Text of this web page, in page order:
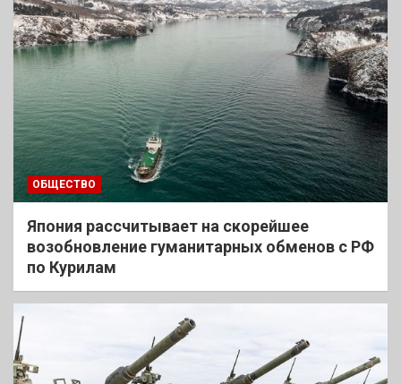
ОБЩЕСТВО
Япония рассчитывает на скорейшее
возобновление гуманитарных обменов с РФ
по Курилам